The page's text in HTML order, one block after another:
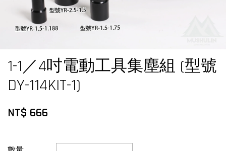
1-1／4吋電動工具集塵組 (型號
DY-114KIT-1)
NT$ 666